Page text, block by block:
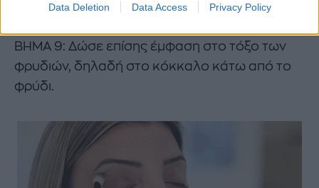
Data Deletion Data Access Privacy Policy
ΒΗΜΑ 9: Δώσε επίσης έμφαση στο τόξο των
φρυδιών, δηλαδή στο κόκκαλο κάτω από το
φρύδι.